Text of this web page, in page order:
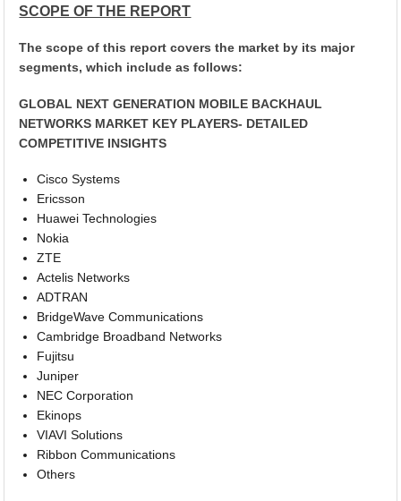
SCOPE OF THE REPORT
The scope of this report covers the market by its major
segments, which include as follows:
GLOBAL NEXT GENERATION MOBILE BACKHAUL
NETWORKS MARKET KEY PLAYERS- DETAILED
COMPETITIVE INSIGHTS
Cisco Systems
Ericsson
Huawei Technologies
Nokia
ZTE
Actelis Networks
ADTRAN
BridgeWave Communications
Cambridge Broadband Networks
Fujitsu
Juniper
NEC Corporation
Ekinops
VIAVI Solutions
Ribbon Communications
Others